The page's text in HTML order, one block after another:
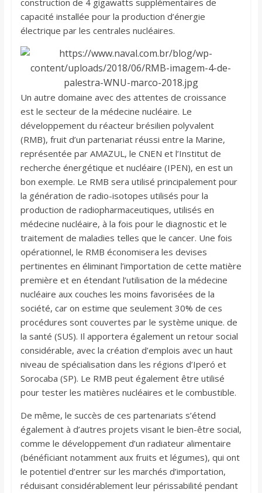
construction de 4 gigawatts supplémentaires de
capacité installée pour la production d’énergie
électrique par les centrales nucléaires.
Un autre domaine avec des attentes de croissance
est le secteur de la médecine nucléaire. Le
développement du réacteur brésilien polyvalent
(RMB), fruit d’un partenariat réussi entre la Marine,
représentée par AMAZUL, le CNEN et l’Institut de
recherche énergétique et nucléaire (IPEN), en est un
bon exemple. Le RMB sera utilisé principalement pour
la génération de radio-isotopes utilisés pour la
production de radiopharmaceutiques, utilisés en
médecine nucléaire, à la fois pour le diagnostic et le
traitement de maladies telles que le cancer. Une fois
opérationnel, le RMB économisera les devises
pertinentes en éliminant l’importation de cette matière
première et en étendant l’utilisation de la médecine
nucléaire aux couches les moins favorisées de la
société, car on estime que seulement 30% de ces
procédures sont couvertes par le système unique. de
la santé (SUS). Il apportera également un retour social
considérable, avec la création d’emplois avec un haut
niveau de spécialisation dans les régions d’Iperó et
Sorocaba (SP). Le RMB peut également être utilisé
pour tester les matières nucléaires et le combustible.
De même, le succès de ces partenariats s’étend
également à d’autres projets visant le bien-être social,
comme le développement d’un radiateur alimentaire
(bénéficiant notamment aux fruits et légumes), qui ont
le potentiel d’entrer sur les marchés d’importation,
réduisant considérablement leur périssabilité pendant